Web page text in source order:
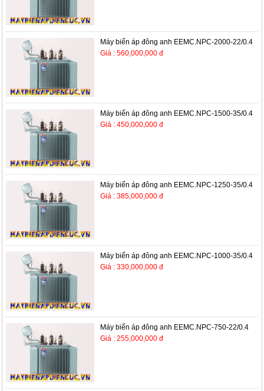
Máy biến áp đông anh EEMC.NPC-2000-22/0.4
Giá : 560,000,000 đ
Máy biến áp đông anh EEMC.NPC-1500-35/0.4
Giá : 450,000,000 đ
Máy biến áp đông anh EEMC.NPC-1250-35/0.4
Giá : 385,000,000 đ
Máy biến áp đông anh EEMC.NPC-1000-35/0.4
Giá : 330,000,000 đ
Máy biến áp đông anh EEMC.NPC-750-22/0.4
Giá : 255,000,000 đ